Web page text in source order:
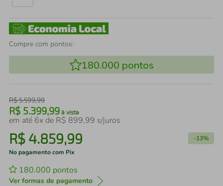
Compre com pontos:
180.000 pontos
R$5.599,99
R$ 5.399,99 à vista
em até 6x de R$ 899,99 s/juros
R$ 4.859,99 -13%
No pagamento com Pix
180.000 pontos
Ver formas de pagamento